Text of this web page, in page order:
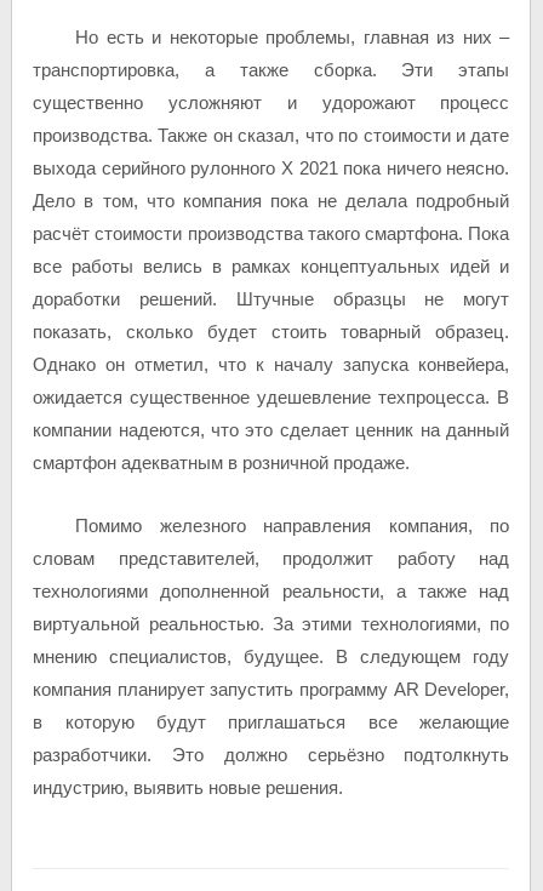
Но есть и некоторые проблемы, главная из них –
транспортировка, а также сборка. Эти этапы
существенно усложняют и удорожают процесс
производства. Также он сказал, что по стоимости и дате
выхода серийного рулонного X 2021 пока ничего неясно.
Дело в том, что компания пока не делала подробный
расчёт стоимости производства такого смартфона. Пока
все работы велись в рамках концептуальных идей и
доработки решений. Штучные образцы не могут
показать, сколько будет стоить товарный образец.
Однако он отметил, что к началу запуска конвейера,
ожидается существенное удешевление техпроцесса. В
компании надеются, что это сделает ценник на данный
смартфон адекватным в розничной продаже.
Помимо железного направления компания, по
словам представителей, продолжит работу над
технологиями дополненной реальности, а также над
виртуальной реальностью. За этими технологиями, по
мнению специалистов, будущее. В следующем году
компания планирует запустить программу AR Developer,
в которую будут приглашаться все желающие
разработчики. Это должно серьёзно подтолкнуть
индустрию, выявить новые решения.